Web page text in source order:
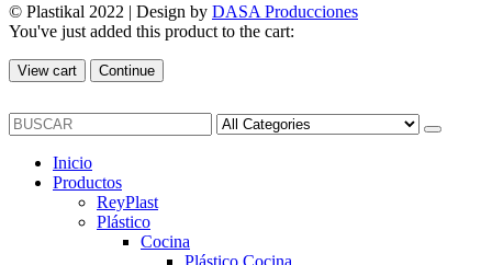
© Plastikal 2022 | Design by DASA Producciones
You've just added this product to the cart:
View cart Continue
Inicio
Productos
ReyPlast
Plástico
Cocina
Plástico Cocina